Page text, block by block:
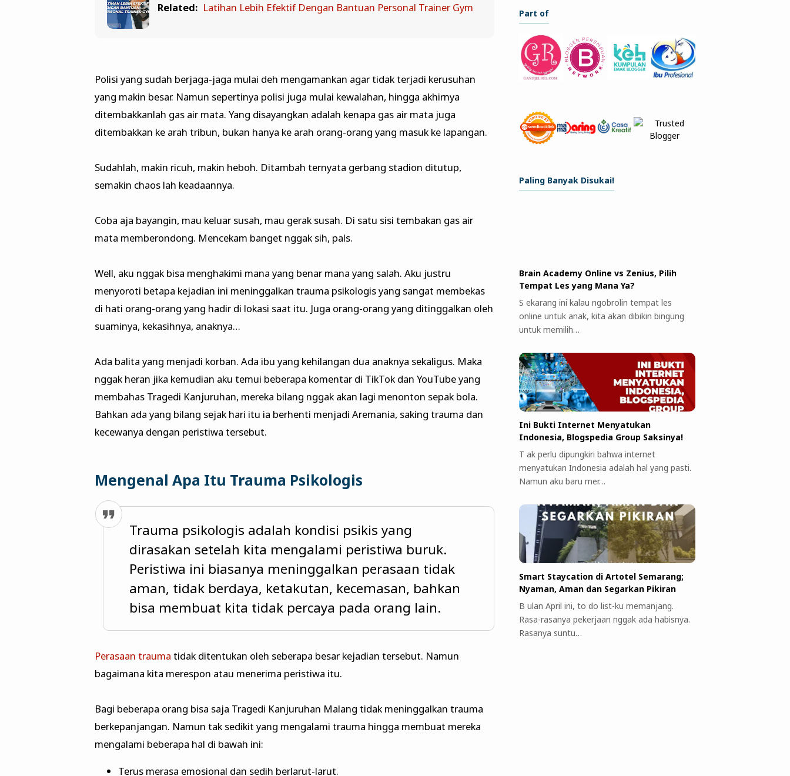
Related: Latihan Lebih Efektif Dengan Bantuan Personal Trainer Gym
Polisi yang sudah berjaga-jaga mulai deh mengamankan agar tidak terjadi kerusuhan
yang makin besar. Namun sepertinya polisi juga mulai kewalahan, hingga akhirnya
ditembakkanlah gas air mata. Yang disayangkan adalah kenapa gas air mata juga
ditembakkan ke arah tribun, bukan hanya ke arah orang-orang yang masuk ke lapangan.
Sudahlah, makin ricuh, makin heboh. Ditambah ternyata gerbang stadion ditutup,
semakin chaos lah keadaannya.
Coba aja bayangin, mau keluar susah, mau gerak susah. Di satu sisi tembakan gas air
mata memberondong. Mencekam banget nggak sih, pals.
Well, aku nggak bisa menghakimi mana yang benar mana yang salah. Aku justru
menyoroti betapa kejadian ini meninggalkan trauma psikologis yang sangat membekas
di hati orang-orang yang hadir di lokasi saat itu. Juga orang-orang yang ditinggalkan oleh
suaminya, kekasihnya, anaknya…
Ada balita yang menjadi korban. Ada ibu yang kehilangan dua anaknya sekaligus. Maka
nggak heran jika kemudian aku temui beberapa komentar di TikTok dan YouTube yang
membahas Tragedi Kanjuruhan, mereka bilang nggak akan lagi menonton sepak bola.
Bahkan ada yang bilang sejak hari itu ia berhenti menjadi Aremania, saking trauma dan
kecewanya dengan peristiwa tersebut.
Mengenal Apa Itu Trauma Psikologis
Trauma psikologis adalah kondisi psikis yang
dirasakan setelah kita mengalami peristiwa buruk.
Peristiwa ini biasanya meninggalkan perasaan tidak
aman, tidak berdaya, ketakutan, kecemasan, bahkan
bisa membuat kita tidak percaya pada orang lain.
Perasaan trauma tidak ditentukan oleh seberapa besar kejadian tersebut. Namun
bagaimana kita merespon atau menerima peristiwa itu.
Bagi beberapa orang bisa saja Tragedi Kanjuruhan Malang tidak meninggalkan trauma
berkepanjangan. Namun tak sedikit yang mengalami trauma hingga membuat mereka
mengalami beberapa hal di bawah ini:
Terus merasa emosional dan sedih berlarut-larut.
Part of
Paling Banyak Disukai!
Brain Academy Online vs Zenius, Pilih
Tempat Les yang Mana Ya?
S ekarang ini kalau ngobrolin tempat les
online untuk anak, kita akan dibikin bingung
untuk memilih…
Ini Bukti Internet Menyatukan
Indonesia, Blogspedia Group Saksinya!
T ak perlu dipungkiri bahwa internet
menyatukan Indonesia adalah hal yang pasti.
Namun aku baru mer…
Smart Staycation di Artotel Semarang;
Nyaman, Aman dan Segarkan Pikiran
B ulan April ini, to do list-ku memanjang.
Rasa-rasanya pekerjaan nggak ada habisnya.
Rasanya suntu…